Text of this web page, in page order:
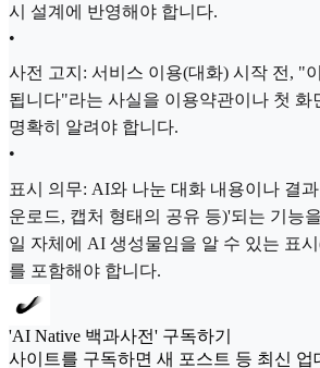
시 설계에 반영해야 합니다.
•
사전 고지: 서비스 이용(대화) 시작 전, "
됩니다"라는 사실을 이용약관이나 첫 화
명확히 알려야 합니다.
•
표시 의무: AI와 나눈 대화 내용이나 결
운로드, 캡처 형태의 공유 등)'되는 기능
일 자체에 AI 생성물임을 알 수 있는 표
를 포함해야 합니다.
'AI Native 백과사전' 구독하기
사이트를 구독하면 새 포스트 등 최신 업